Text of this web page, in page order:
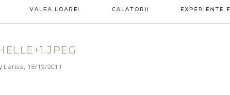
VALEA LOAREI CALATORII EXPERIENTE
18/12/2011